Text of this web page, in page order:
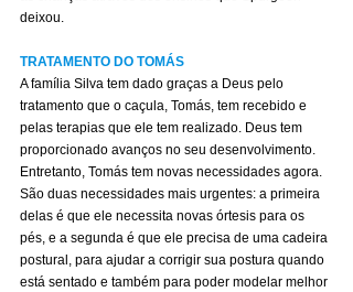
deixou.
TRATAMENTO DO TOMÁS
A família Silva tem dado graças a Deus pelo
tratamento que o caçula, Tomás, tem recebido e
pelas terapias que ele tem realizado. Deus tem
proporcionado avanços no seu desenvolvimento.
Entretanto, Tomás tem novas necessidades agora.
São duas necessidades mais urgentes: a primeira
delas é que ele necessita novas órtesis para os
pés, e a segunda é que ele precisa de uma cadeira
postural, para ajudar a corrigir sua postura quando
está sentado e também para poder modelar melhor